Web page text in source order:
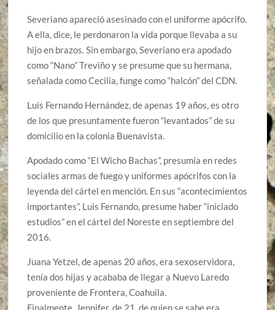
Severiano apareció asesinado con el uniforme apócrifo.
A ella, dice, le perdonaron la vida porque llevaba a su
hijo en brazos. Sin embargo, Severiano era apodado
como “Nano” Treviño y se presume que su hermana,
señalada como Cecilia, funge como “halcón” del CDN.
Luis Fernando Hernández, de apenas 19 años, es otro
de los que presuntamente fueron “levantados” de su
domicilio en la colonia Buenavista.
Apodado como “El Wicho Bachas”, presumía en redes
sociales armas de fuego y uniformes apócrifos con la
leyenda del cártel en mención. En sus “acontecimientos
importantes”, Luis Fernando, presume haber “iniciado
estudios” en el cártel del Noreste en septiembre del
2016.
Juana Yetzel, de apenas 20 años, era sexoservidora,
tenía dos hijas y acababa de llegar a Nuevo Laredo
proveniente de Frontera, Coahuila.